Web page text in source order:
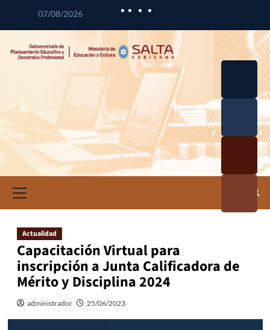
07/08/2026
Actualidad
Capacitación Virtual para
inscripción a Junta Calificadora de
Mérito y Disciplina 2024
administrador 25/06/2023
Curricul
Profesio
a
Investig